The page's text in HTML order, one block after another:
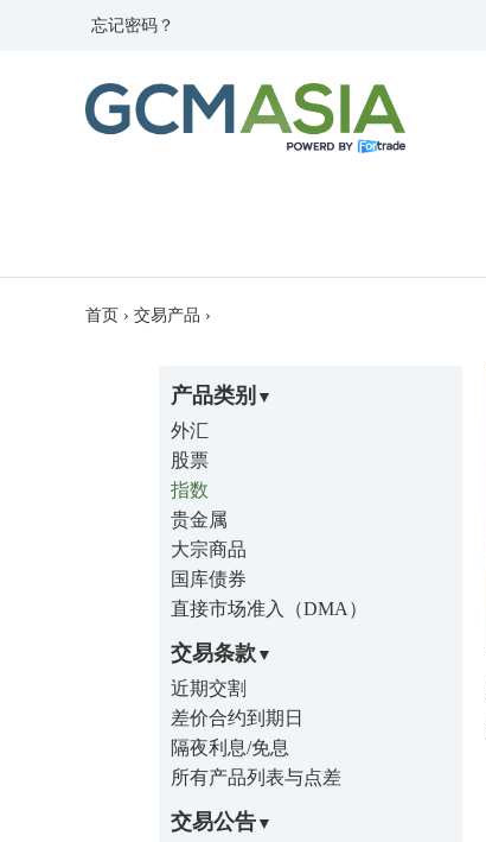
忘记密码？
首页 › 交易产品 ›
产品类别
外汇
股票
指数
贵金属
大宗商品
国库债券
直接市场准入（DMA）
交易条款
近期交割
差价合约到期日
隔夜利息/免息
所有产品列表与点差
交易公告